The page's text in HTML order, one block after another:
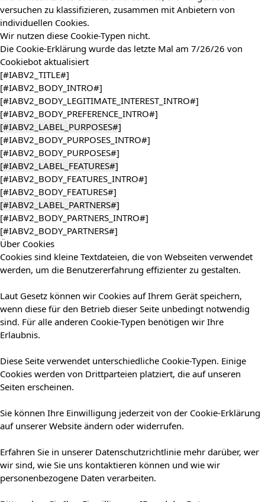
versuchen zu klassifizieren, zusammen mit Anbietern von
individuellen Cookies.
Wir nutzen diese Cookie-Typen nicht.
Die Cookie-Erklärung wurde das letzte Mal am 7/26/26 von
Cookiebot aktualisiert
[#IABV2_TITLE#]
[#IABV2_BODY_INTRO#]
[#IABV2_BODY_LEGITIMATE_INTEREST_INTRO#]
[#IABV2_BODY_PREFERENCE_INTRO#]
[#IABV2_LABEL_PURPOSES#]
[#IABV2_BODY_PURPOSES_INTRO#]
[#IABV2_BODY_PURPOSES#]
[#IABV2_LABEL_FEATURES#]
[#IABV2_BODY_FEATURES_INTRO#]
[#IABV2_BODY_FEATURES#]
[#IABV2_LABEL_PARTNERS#]
[#IABV2_BODY_PARTNERS_INTRO#]
[#IABV2_BODY_PARTNERS#]
Über Cookies
Cookies sind kleine Textdateien, die von Webseiten verwendet
werden, um die Benutzererfahrung effizienter zu gestalten.
Laut Gesetz können wir Cookies auf Ihrem Gerät speichern,
wenn diese für den Betrieb dieser Seite unbedingt notwendig
sind. Für alle anderen Cookie-Typen benötigen wir Ihre
Erlaubnis.
Diese Seite verwendet unterschiedliche Cookie-Typen. Einige
Cookies werden von Drittparteien platziert, die auf unseren
Seiten erscheinen.
Sie können Ihre Einwilligung jederzeit von der Cookie-Erklärung
auf unserer Website ändern oder widerrufen.
Erfahren Sie in unserer Datenschutzrichtlinie mehr darüber, wer
wir sind, wie Sie uns kontaktieren können und wie wir
personenbezogene Daten verarbeiten.